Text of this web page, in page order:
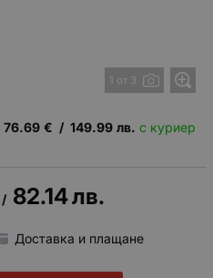
1 от 3
76.69 € / 149.99 лв. с куриер
/ 82.14лв.
Доставка и плащане